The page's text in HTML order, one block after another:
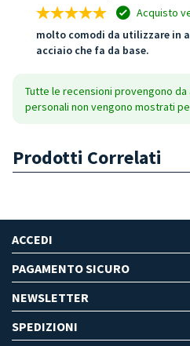
Acquisto
molto comodi da utilizzare in
acciaio che fa da base.
Tutte le recensioni provengono
personali non vengono mostrati
Prodotti Correlati
ACCEDI
PAGAMENTO SICURO
NEWSLETTER
SPEDIZIONI